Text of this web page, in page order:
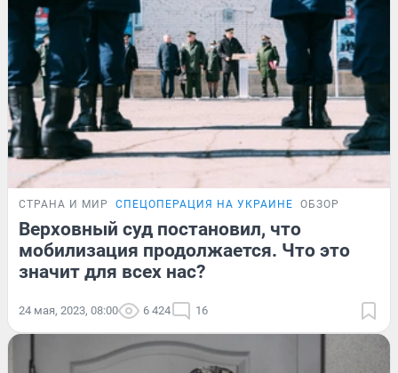
СТРАНА И МИР СПЕЦОПЕРАЦИЯ НА УКРАИНЕ ОБЗОР
Верховный суд постановил, что
мобилизация продолжается. Что это
значит для всех нас?
24 мая, 2023, 08:00 6 424 16